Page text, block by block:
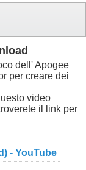
dell' Apogee
per creare dei
video
il link per
- YouTube